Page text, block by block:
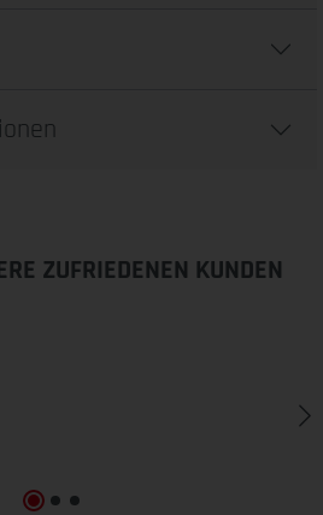
ZUFRIEDENEN KUNDEN